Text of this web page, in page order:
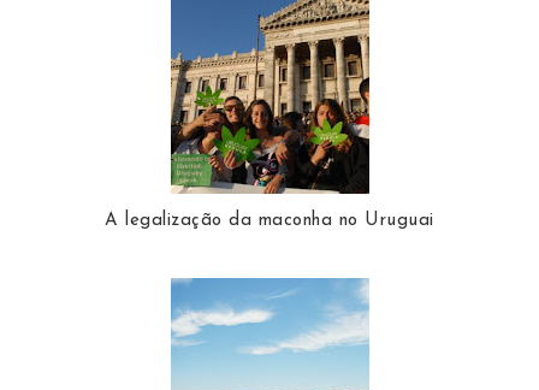
A legalização da maconha no Uruguai